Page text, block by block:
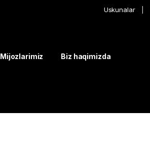
Uskunalar
Mijozlarimiz Biz haqimizda